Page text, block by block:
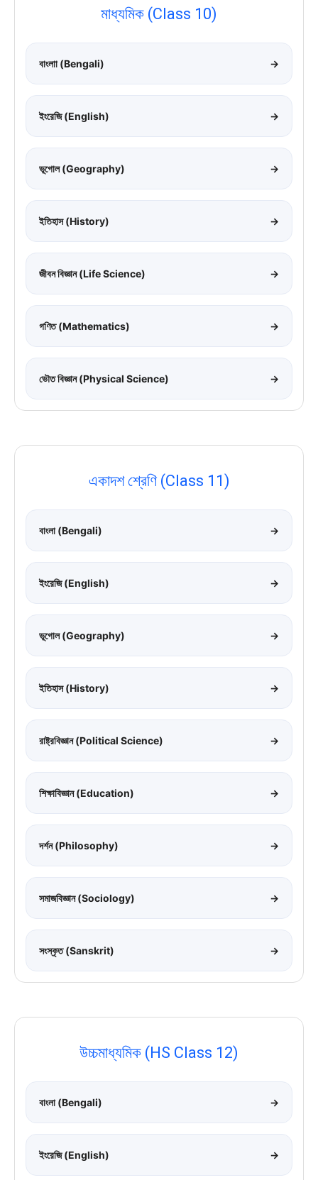
মাধ্যমিক (Class 10)
বাংলাা (Bengali) →
ইংরেজি (English) →
ভূগোল (Geography) →
ইতিহাস (History) →
জীবন বিজ্ঞান (Life Science) →
গণিত (Mathematics) →
ভৌত বিজ্ঞান (Physical Science) →
একাদশ শ্রেণি (Class 11)
বাংলা (Bengali) →
ইংরেজি (English) →
ভূগোল (Geography) →
ইতিহাস (History) →
রাষ্ট্রবিজ্ঞান (Political Science) →
শিক্ষাবিজ্ঞান (Education) →
দর্শন (Philosophy) →
সমাজবিজ্ঞান (Sociology) →
সংস্কৃত (Sanskrit) →
উচ্চমাধ্যমিক (HS Class 12)
বাংলা (Bengali) →
ইংরেজি (English) →